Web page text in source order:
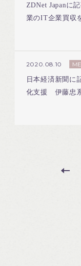
ZDNet Japanに
業のIT企業買収
2020.08.10
日本経済新聞に
化支援 伊藤忠